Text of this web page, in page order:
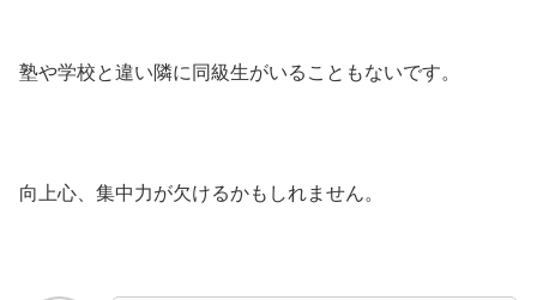
塾や学校と違い隣に同級生がいることもないです。
向上心、集中力が欠けるかもしれません。